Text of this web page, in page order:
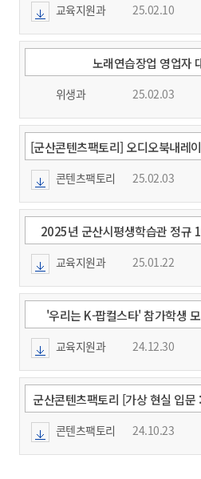
교육지원과 25.02.10
노래연습장업 영업자
위생과 25.02.03
[군산콘텐츠팩토리] 오디오북내레
자 모집
콘텐츠팩토리 25.02.03
2025년 군산시평생학습관 정규
교육지원과 25.01.22
'우리는 K-팝컬스타' 참가학생
교육지원과 24.12.30
군산콘텐츠팩토리 [가상 현실 입
생 모집
콘텐츠팩토리 24.10.23